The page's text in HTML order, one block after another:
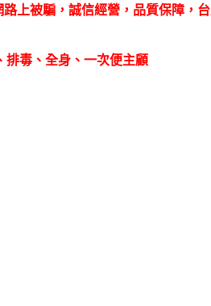
上被騙，誠信經營，品質保障，
毒、全身、一次便主顧